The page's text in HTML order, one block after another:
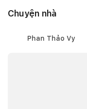
Chuyện nhà
Phan Thảo Vy